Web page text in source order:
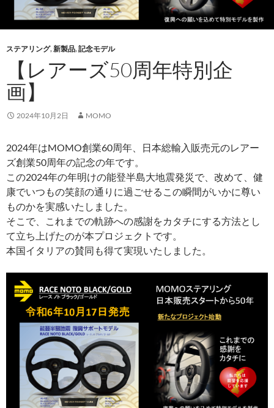
ステアリング,新製品,記念モデル
【レアーズ50周年特別企
画】
2024年10月2日 MOMO
2024年はMOMO創業60周年、日本総輸入販売元のレアー
ズ創業50周年の記念の年です。
この2024年の年明けの能登半島大地震発災で、改めて、健
康でいつもの笑顔の通りに過ごせるこの瞬間がいかに尊い
ものかを実感いたしました。
そこで、これまでの軌跡への感謝をカタチにする方法とし
て立ち上げたのが本プロジェクトです。
本国イタリアの賛同も得て実現いたしました。